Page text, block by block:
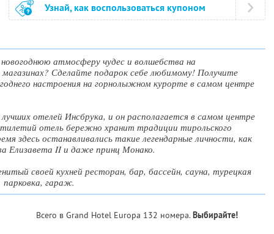
Узнай, как воспользоваться купоном
атмосферу чудес и волшебства на
Сделайте подарок себе любимому! Получите
настроения на горнолыжном курорте в самом центре
отелей Инсбрука, и он располагается в самом центре
отель бережно хранит традиции тирольского
здесь останавливались такие легендарные личности, как
Елизавета II и даже принц Монако.
своей кухней ресторан, бар, бассейн, сауна, турецкая
парковка, гараж.
Всего в Grand Hotel Europa 132 номера.Выбирайте!